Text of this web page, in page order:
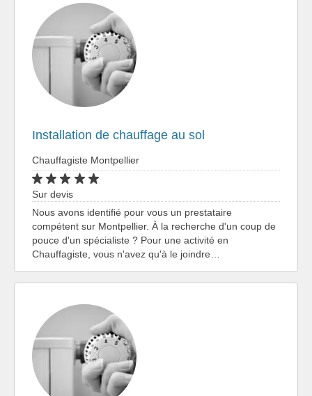
Installation de chauffage au sol
Chauffagiste Montpellier
Sur devis
Nous avons identifié pour vous un prestataire
compétent sur Montpellier. À la recherche d'un coup de
pouce d'un spécialiste ? Pour une activité en
Chauffagiste, vous n'avez qu'à le joindre…